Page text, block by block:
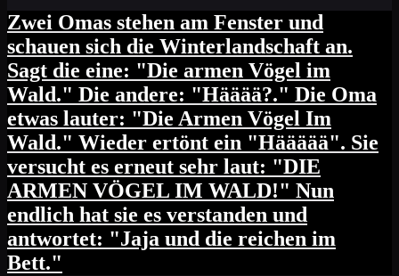
Zwei Omas stehen am Fenster und
schauen sich die Winterlandschaft an.
Sagt die eine: "Die armen Vögel im
Wald." Die andere: "Hääää?." Die Oma
etwas lauter: "Die Armen Vögel Im
Wald." Wieder ertönt ein "Häääää". Sie
versucht es erneut sehr laut: "DIE
ARMEN VÖGEL IM WALD!" Nun
endlich hat sie es verstanden und
antwortet: "Jaja und die reichen im
Bett."